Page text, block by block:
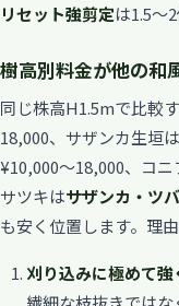
リセット強剪定は1.5〜
樹高別料金が他の和
同じ株高H1.5mで比較
18,000、サザンカ生垣
¥10,000〜18,000、コニ
サツキはサザンカ・ツ
も安く位置します。理
刈り込みに極めて